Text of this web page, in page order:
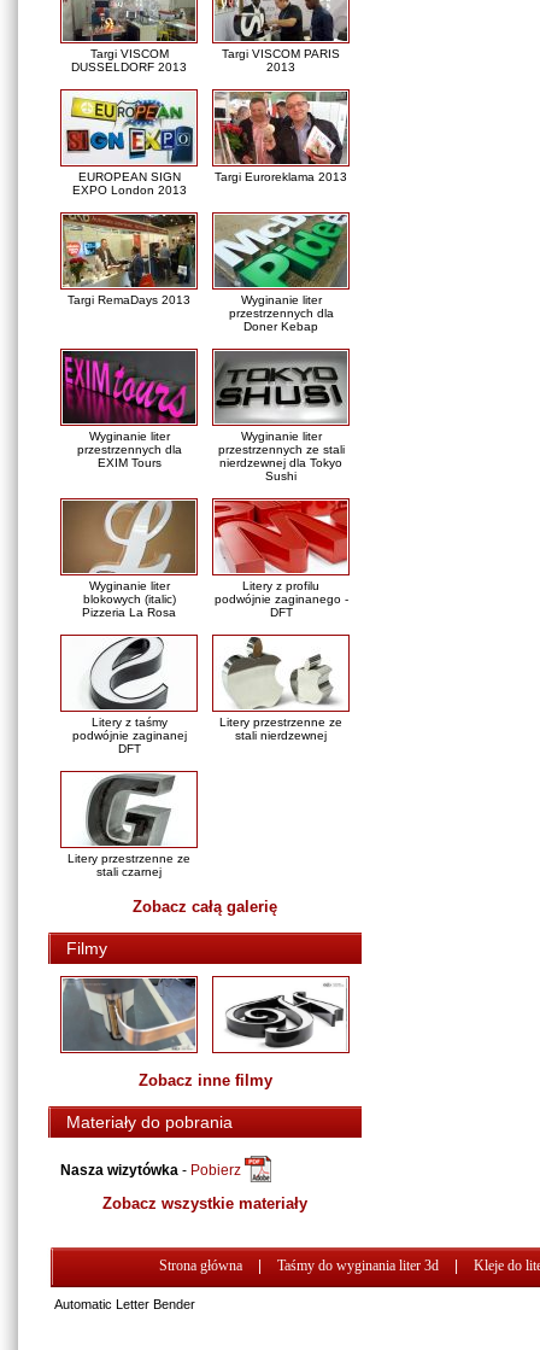
Targi VISCOM
DUSSELDORF 2013
Targi VISCOM PARIS
2013
EUROPEAN SIGN
EXPO London 2013
Targi Euroreklama 2013
Targi RemaDays 2013
Wyginanie liter
przestrzennych dla
Doner Kebap
Wyginanie liter
przestrzennych dla
EXIM Tours
Wyginanie liter
przestrzennych ze stali
nierdzewnej dla Tokyo
Sushi
Wyginanie liter
blokowych (italic)
Pizzeria La Rosa
Litery z profilu
podwójnie zaginanego -
DFT
Litery z taśmy
podwójnie zaginanej
DFT
Litery przestrzenne ze
stali nierdzewnej
Litery przestrzenne ze
stali czarnej
Zobacz całą galerię
Filmy
Zobacz inne filmy
Materiały do pobrania
Nasza wizytówka - Pobierz
Zobacz wszystkie materiały
Strona główna Taśmy do wyginania liter 3d Kleje do
Automatic Letter Bender